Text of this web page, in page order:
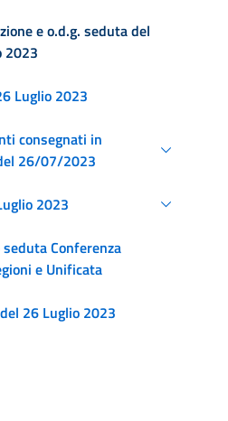
e o.d.g. seduta del
2023
Luglio 2023
consegnati in
26/07/2023
2023
Conferenza
e Unificata
26 Luglio 2023